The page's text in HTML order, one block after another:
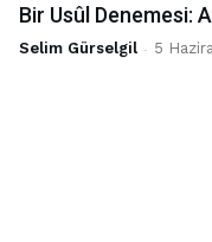
Bir Usûl Denemesi:
Selim Gürselgil - 5